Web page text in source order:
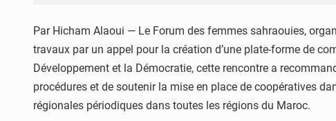
Par Hicham Alaoui — Le Forum des femmes sahraouies,
travaux par un appel pour la création d’une plate-forme de
Développement et la Démocratie, cette rencontre a
procédures et de soutenir la mise en place de coopératives
régionales périodiques dans toutes les régions du Maroc.